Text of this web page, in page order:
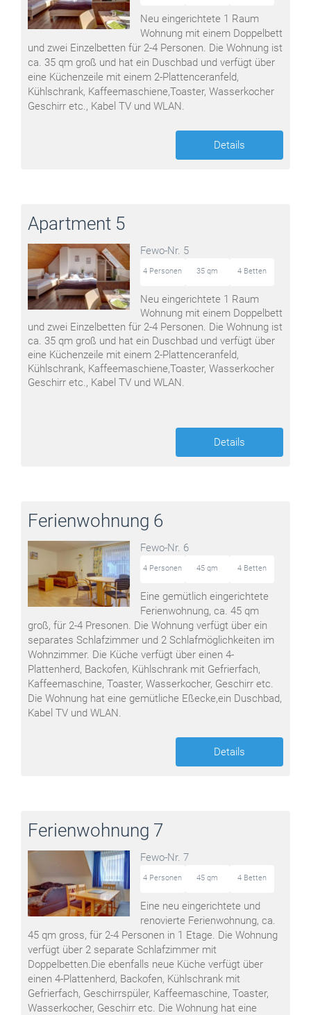
Neu eingerichtete 1 Raum
Wohnung mit einem Doppelbett
und zwei Einzelbetten für 2-4 Personen. Die Wohnung ist
ca. 35 qm groß und hat ein Duschbad und verfügt über
eine Küchenzeile mit einem 2-Plattenceranfeld,
Kühlschrank, Kaffeemaschiene,Toaster, Wasserkocher
Geschirr etc., Kabel TV und WLAN.
Details
Apartment 5
Fewo-Nr. 5
4 Personen 35 qm 4 Betten
Neu eingerichtete 1 Raum
Wohnung mit einem Doppelbett
und zwei Einzelbetten für 2-4 Personen. Die Wohnung ist
ca. 35 qm groß und hat ein Duschbad und verfügt über
eine Küchenzeile mit einem 2-Plattenceranfeld,
Kühlschrank, Kaffeemaschiene,Toaster, Wasserkocher
Geschirr etc., Kabel TV und WLAN.
Details
Ferienwohnung 6
Fewo-Nr. 6
4 Personen 45 qm 4 Betten
Eine gemütlich eingerichtete
Ferienwohnung, ca. 45 qm
groß, für 2-4 Presonen. Die Wohnung verfügt über ein
separates Schlafzimmer und 2 Schlafmöglichkeiten im
Wohnzimmer. Die Küche verfügt über einen 4-
Plattenherd, Backofen, Kühlschrank mit Gefrierfach,
Kaffeemaschine, Toaster, Wasserkocher, Geschirr etc.
Die Wohnung hat eine gemütliche Eßecke,ein Duschbad,
Kabel TV und WLAN.
Details
Ferienwohnung 7
Fewo-Nr. 7
4 Personen 45 qm 4 Betten
Eine neu eingerichtete und
renovierte Ferienwohnung, ca.
45 qm gross, für 2-4 Personen in 1 Etage. Die Wohnung
verfügt über 2 separate Schlafzimmer mit
Doppelbetten.Die ebenfalls neue Küche verfügt über
einen 4-Plattenherd, Backofen, Kühlschrank mit
Gefrierfach, Geschirrspüler, Kaffeemaschine, Toaster,
Wasserkocher, Geschirr etc. Die Wohnung hat eine